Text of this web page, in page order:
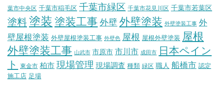
葉市中央区 千葉市稲毛区 千葉市緑区 千葉市花見川区 千葉市若葉区
塗料塗装 塗装工事 外壁 外壁塗装 外壁塗装工事 外
壁屋根塗装 外壁屋根塗装工事 外壁色 屋根 屋根外壁塗装 屋根
外壁塗装工事 山武市 市原市 市川市 成田市
日本ペイン
ト
東金市 柏市 現場管理 現場調査 種類 緑区 職人 船橋市 認定
施工店 足場